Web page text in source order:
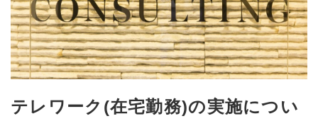
テレワーク(在宅勤務)の実施につい